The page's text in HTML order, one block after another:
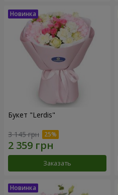
Букет "Lerdis"
3 145 грн
Заказать